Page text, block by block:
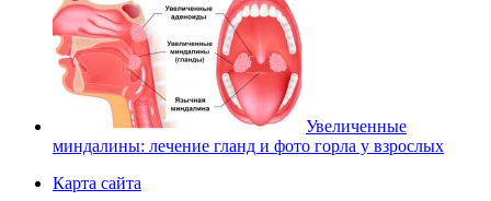
Увеличенные
миндалины: лечение гланд и фото горла у взрослых
Карта сайта